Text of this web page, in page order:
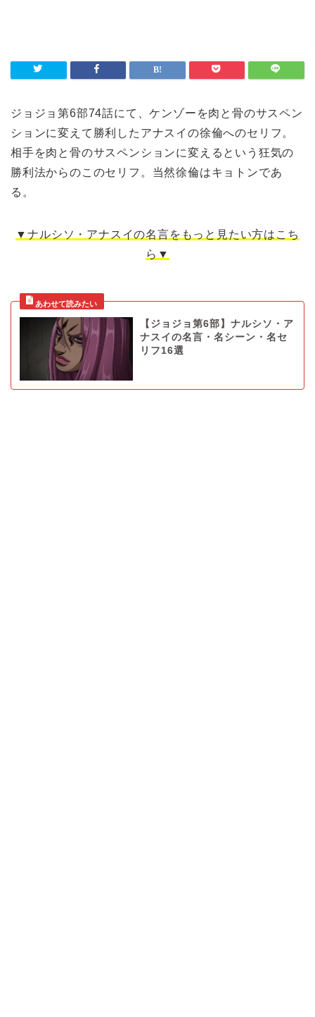
ジョジョ第6部74話にて、ケンゾーを肉と骨のサスペン
ションに変えて勝利したアナスイの徐倫へのセリフ。
相手を肉と骨のサスペンションに変えるという狂気の
勝利法からのこのセリフ。当然徐倫はキョトンであ
る。
▼ナルシソ・アナスイの名言をもっと見たい方はこち
ら▼
【ジョジョ第6部】ナルシソ・ア
ナスイの名言・名シーン・名セ
リフ16選